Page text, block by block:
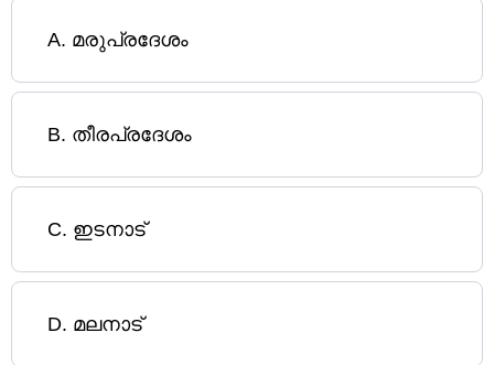
A. മരുപ്രദേശം
B. തീരപ്രദേശം
C. ഇടനാട്
D. മലനാട്